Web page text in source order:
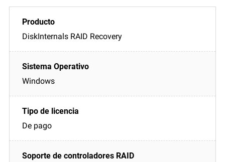
DiskInternals RAID Recovery
Windows
De pago